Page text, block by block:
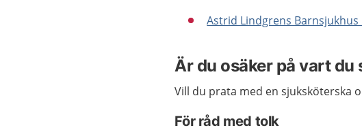
Astrid Lindgrens
Är du osäker på vart du
Vill du prata med en sjuksköterska
För råd med tolk